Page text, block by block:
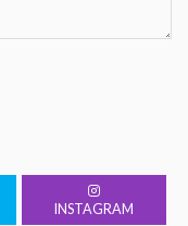
INSTAGRAM